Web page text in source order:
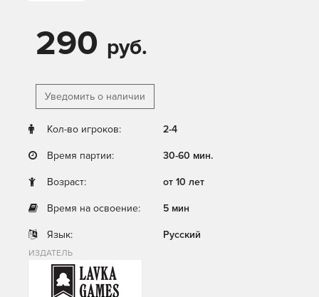
290 руб.
Уведомить о наличии
Кол-во игроков: 2-4
Время партии: 30-60 мин.
Возраст: от 10 лет
Время на освоение: 5 мин
Язык: Русский
ИЗДАТЕЛЬ